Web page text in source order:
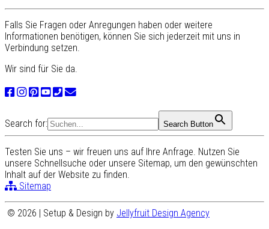
Falls Sie Fragen oder Anregungen haben oder weitere
Informationen benötigen, können Sie sich jederzeit mit uns in
Verbindung setzen.
Wir sind für Sie da.
Search for: Search Button
Testen Sie uns – wir freuen uns auf Ihre Anfrage. Nutzen Sie
unsere Schnellsuche oder unsere Sitemap, um den gewünschten
Inhalt auf der Website zu finden.
Sitemap
© 2026 | Setup & Design by Jellyfruit Design Agency